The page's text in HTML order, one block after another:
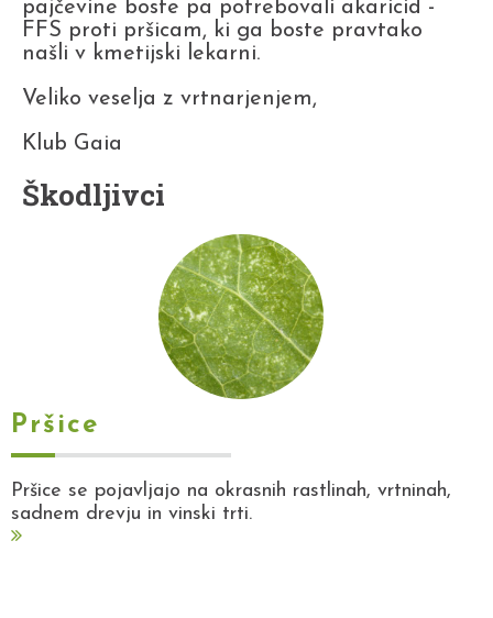
pajčevine boste pa potrebovali akaricid -
FFS proti pršicam, ki ga boste pravtako
našli v kmetijski lekarni.
Veliko veselja z vrtnarjenjem,
Klub Gaia
Škodljivci
Pršice
Pršice se pojavljajo na okrasnih rastlinah, vrtninah,
sadnem drevju in vinski trti.